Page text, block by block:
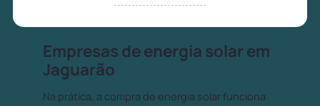
Empresas de energia solar em
Jaguarão
Na prática, a compra de energia solar funciona